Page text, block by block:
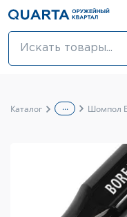
Оптовикам
Оружие и
Одежда
Каталог ... Шомпол